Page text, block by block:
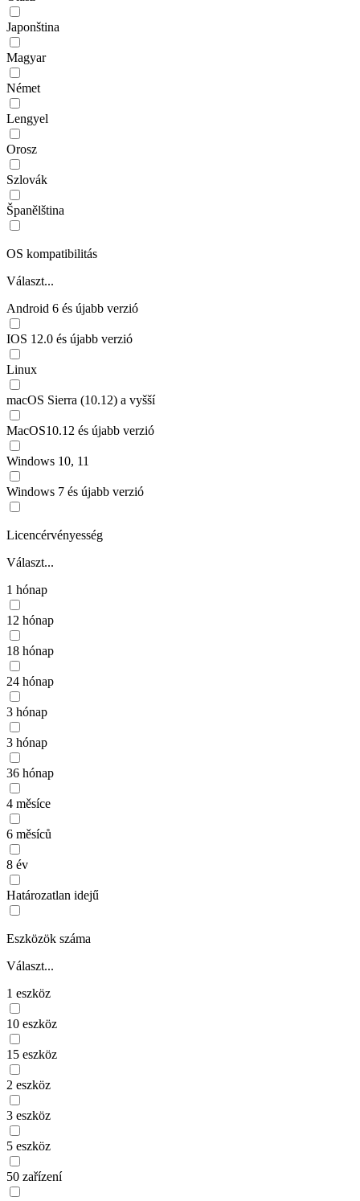
Japonština
Magyar
Német
Lengyel
Orosz
Szlovák
Španělština
OS kompatibilitás
Választ...
Android 6 és újabb verzió
IOS 12.0 és újabb verzió
Linux
macOS Sierra (10.12) a vyšší
MacOS10.12 és újabb verzió
Windows 10, 11
Windows 7 és újabb verzió
Licencérvényesség
Választ...
1 hónap
12 hónap
18 hónap
24 hónap
3 hónap
3 hónap
36 hónap
4 měsíce
6 měsíců
8 év
Határozatlan idejű
Eszközök száma
Választ...
1 eszköz
10 eszköz
15 eszköz
2 eszköz
3 eszköz
5 eszköz
50 zařízení